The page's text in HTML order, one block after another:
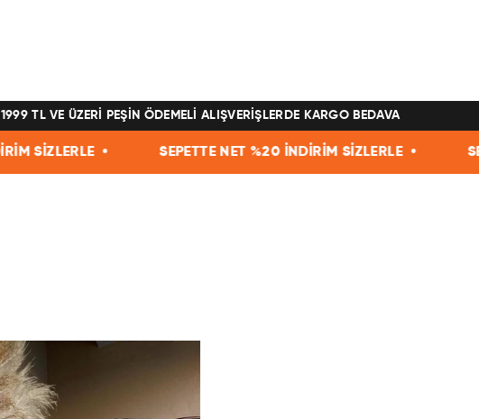
1999 TL VE ÜZERİ PEŞİN ÖDEMELİ ALIŞVERİŞLERDE KARGO BEDAVA
SEPETTE NET %20 İNDİRİM SİZLERLE • SEPETTE NET %20